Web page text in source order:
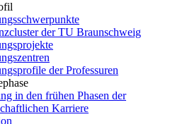
der TU Braunschweig
der Professuren
in den frühen Phasen der
Karriere